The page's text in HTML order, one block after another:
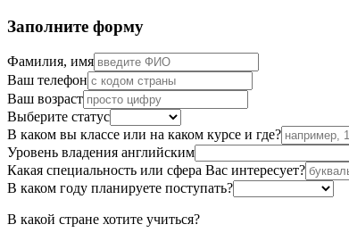
Заполните форму
Фамилия, имя
Ваш телефон
Ваш возраст
Выберите статус
В каком вы классе или на каком курсе и где?
Уровень владения английским
Какая специальность или сфера Вас интересует?
В каком году планируете поступать?
В какой стране хотите учиться?